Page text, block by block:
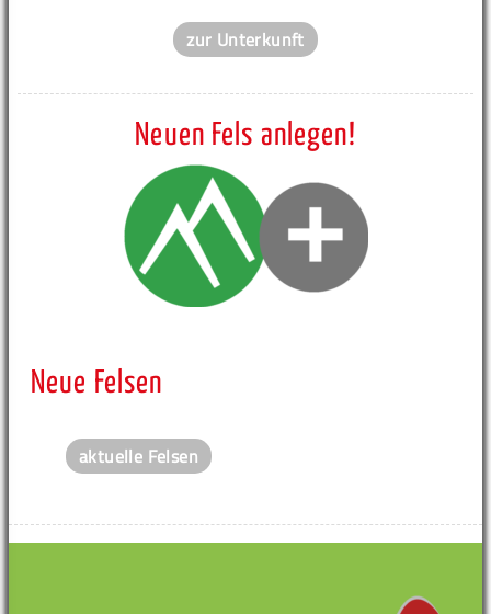
zur Unterkunft
Neuen Fels anlegen!
Neue Felsen
aktuelle Felsen